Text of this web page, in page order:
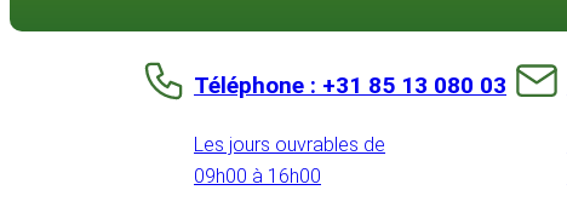
Téléphone : +31 85 13 080 03
Les jours ouvrables de
09h00 à 16h00